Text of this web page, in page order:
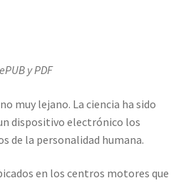
y PDF
muy lejano. La ciencia ha sido
dispositivo electrónico los
de la personalidad humana.
en los centros motores que